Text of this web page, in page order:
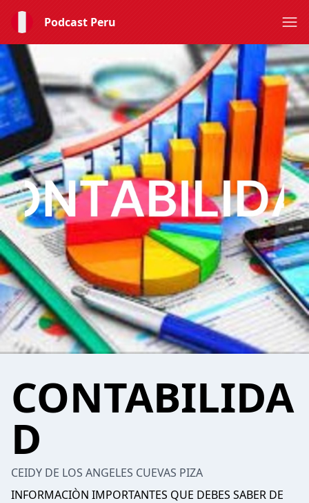
Podcast Peru
CONTABILIDA
D
CEIDY DE LOS ANGELES CUEVAS PIZA
INFORMACIÒN IMPORTANTES QUE DEBES SABER DE